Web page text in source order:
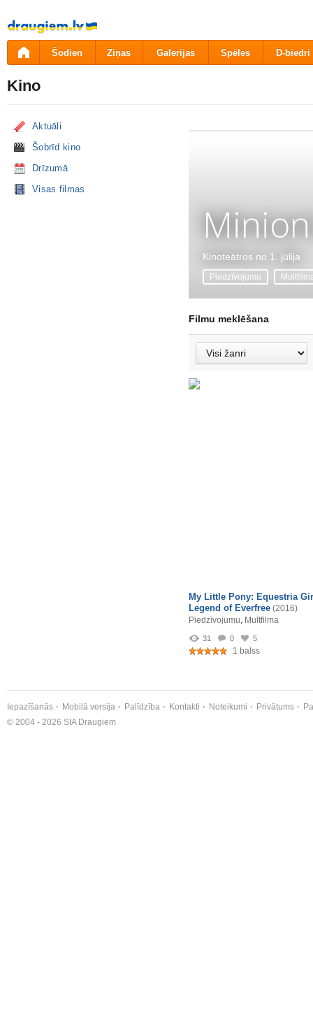
Pāriet
uz
saturu
Šodien Ziņas Galerijas Spēles D-biedri
Kino
Aktuāli
Šobrīd kino
Drīzumā
Visas filmas
Kinoteātros no 1. jūlija
Piedzīvojumu
Filmu meklēšana
My Little Pony: Equestria
Legend of Everfree (2016)
Piedzīvojumu, Multfilma
31 0 5
1 balss
Iepazīšanās Mobilā versija Palīdzība Kontakti Noteikumi Privātums
© 2004 - 2026 SIA Draugiem